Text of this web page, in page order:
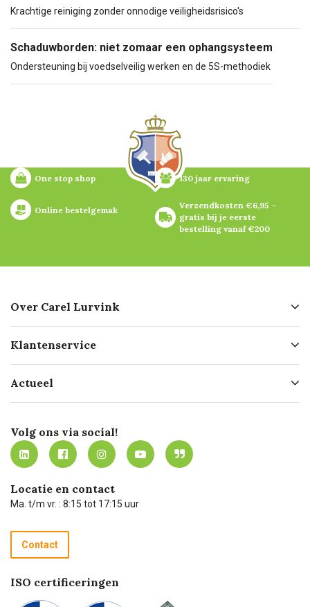
Krachtige reiniging zonder onnodige veiligheidsrisico's
Schaduwborden: niet zomaar een ophangsysteem
Ondersteuning bij voedselveilig werken en de 5S-methodiek
One stop shop 130 jaar ervaring
Online bestelgemak
Verzendkosten €6,95 –
gratis bij je eerste
bestelling vanaf €200
Over Carel Lurvink
Geschiedenis
Missie
Werken bij Carel Lurvink
MVO
Klantenservice
Bezorgen
Mijn Carel Lurvink
Mijn Carel Lurvink instructievideo's
Carel Lurvink App
Hulp op afstand
Technische dienst
Recycle programma
Betalen
Actueel
Innovation LAB
Tevreden klanten
Carel Lurvink Blog
Carel de podcast
Volg ons via social!
Locatie en contact
Ma. t/m vr. : 8:15 tot 17:15 uur
Contact
ISO certificeringen